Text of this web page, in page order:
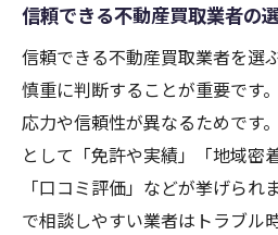
信頼できる不動産買取業者の
信頼できる不動産買取業者を選
慎重に判断することが重要です
応力や信頼性が異なるためです
として「免許や実績」「地域密
「口コミ評価」などが挙げられ
で相談しやすい業者はトラブル